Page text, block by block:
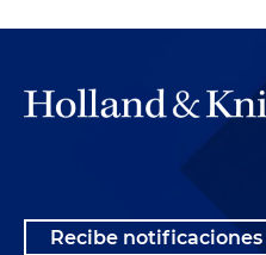
Recibe